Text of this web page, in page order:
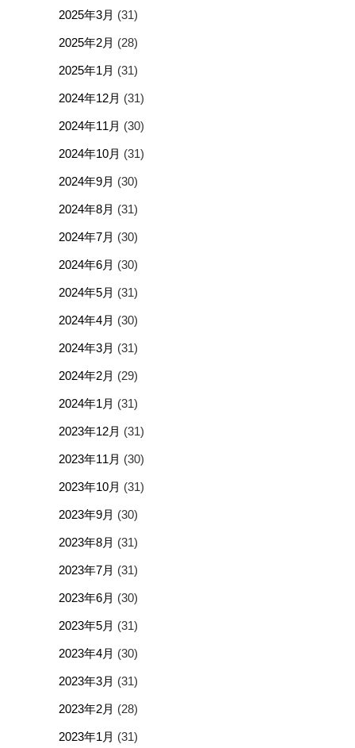
2025年3月 (31)
2025年2月 (28)
2025年1月 (31)
2024年12月 (31)
2024年11月 (30)
2024年10月 (31)
2024年9月 (30)
2024年8月 (31)
2024年7月 (30)
2024年6月 (30)
2024年5月 (31)
2024年4月 (30)
2024年3月 (31)
2024年2月 (29)
2024年1月 (31)
2023年12月 (31)
2023年11月 (30)
2023年10月 (31)
2023年9月 (30)
2023年8月 (31)
2023年7月 (31)
2023年6月 (30)
2023年5月 (31)
2023年4月 (30)
2023年3月 (31)
2023年2月 (28)
2023年1月 (31)